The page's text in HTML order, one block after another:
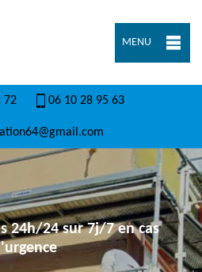
MENU
72 06 10 28 95 63
24h/24 sur 7j/7 en cas